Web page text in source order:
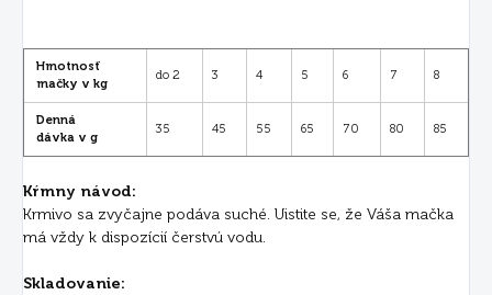
Hmotnosť
mačky v kg
do 2 3 4 5 6 7 8
Denná
dávka v g
35 45 55 65 70 80 85
Kŕmny návod:
Krmivo sa zvyčajne podáva suché. Uistite se, že Váša mačka
má vždy k dispozícií čerstvú vodu.
Skladovanie: